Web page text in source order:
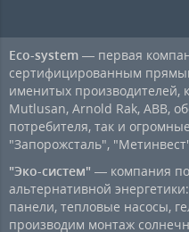
Eco-system — первая
сертифицированным
именитых производителей,
Mutlusan, Arnold Rak, ABB,
потребителя, так и
"Запорожсталь",
"Эко-систем" — компания
альтернативной
панели, тепловые насосы,
производим монтаж